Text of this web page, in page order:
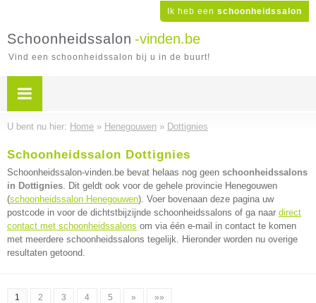
Ik heb een schoonheidssalon
Schoonheidssalon -vinden.be
Vind een schoonheidssalon bij u in de buurt!
U bent nu hier: Home » Henegouwen » Dottignies
Schoonheidssalon Dottignies
Schoonheidssalon-vinden.be bevat helaas nog geen schoonheidssalons
in Dottignies. Dit geldt ook voor de gehele provincie Henegouwen
(schoonheidssalon Henegouwen). Voer bovenaan deze pagina uw
postcode in voor de dichtstbijzijnde schoonheidssalons of ga naar direct
contact met schoonheidssalons om via één e-mail in contact te komen
met meerdere schoonheidssalons tegelijk. Hieronder worden nu overige
resultaten getoond.
1 2 3 4 5 » »»